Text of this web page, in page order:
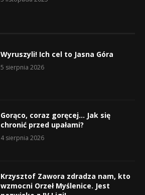
Wyruszyli! Ich cel to Jasna Góra
5 sierpnia 2026
Gorąco, coraz goręcej… Jak się
chronić przed upałami?
4 sierpnia 2026
Krzysztof Zawora zdradza nam, kto
wzmocni Orzeł Myślenice. Jest